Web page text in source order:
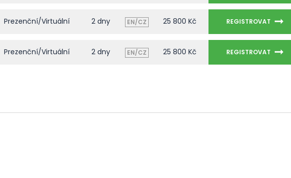
Prezenční/Virtuální 2 dny EN/CZ 25 800 Kč REGISTROVAT
Prezenční/Virtuální 2 dny EN/CZ 25 800 Kč REGISTROVAT